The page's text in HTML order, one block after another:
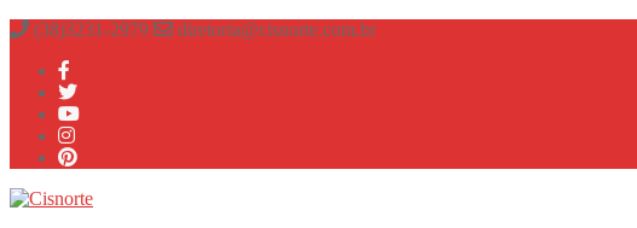
Pular
conteúdo
Menu
fechado
(38)3231-2979 diretoria@cisnorte.com.br